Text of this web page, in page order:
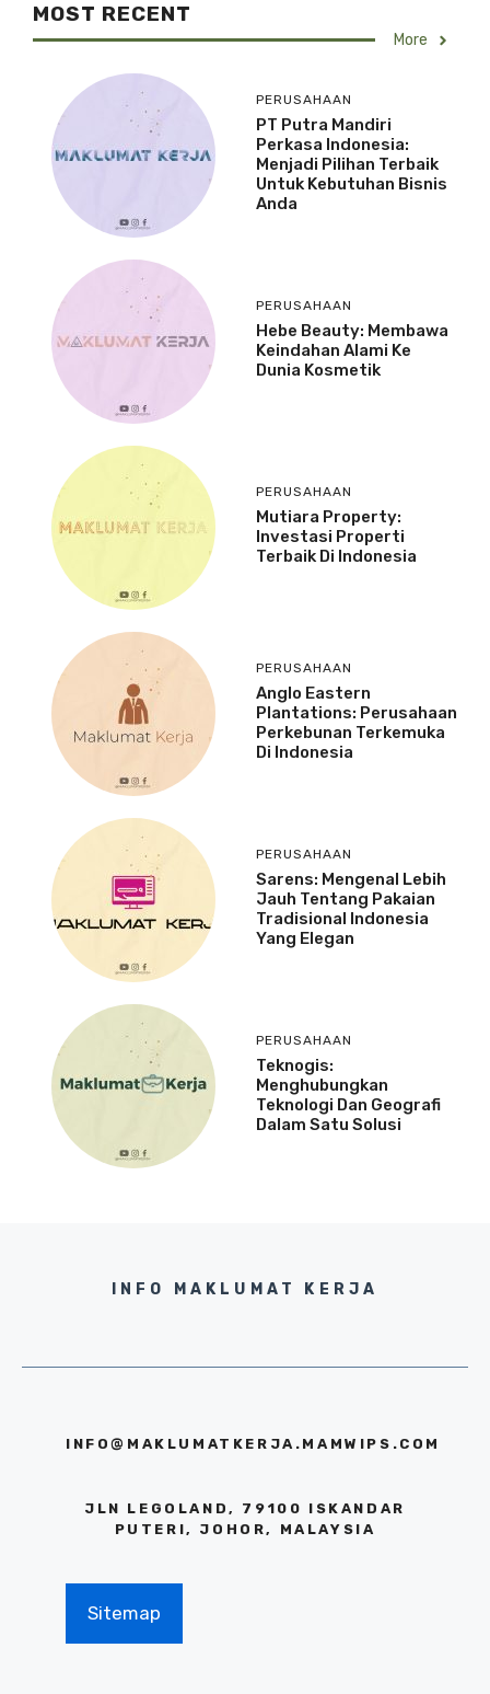
MOST RECENT
More
PERUSAHAAN
PT Putra Mandiri
Perkasa Indonesia:
Menjadi Pilihan Terbaik
Untuk Kebutuhan Bisnis
Anda
PERUSAHAAN
Hebe Beauty: Membawa
Keindahan Alami Ke
Dunia Kosmetik
PERUSAHAAN
Mutiara Property:
Investasi Properti
Terbaik Di Indonesia
PERUSAHAAN
Anglo Eastern
Plantations: Perusahaan
Perkebunan Terkemuka
Di Indonesia
PERUSAHAAN
Sarens: Mengenal Lebih
Jauh Tentang Pakaian
Tradisional Indonesia
Yang Elegan
PERUSAHAAN
Teknogis:
Menghubungkan
Teknologi Dan Geografi
Dalam Satu Solusi
INFO MAKLUMAT KERJA
INFO@MAKLUMATKERJA.MAMWIPS.COM
JLN LEGOLAND, 79100 ISKANDAR
PUTERI, JOHOR, MALAYSIA
Sitemap